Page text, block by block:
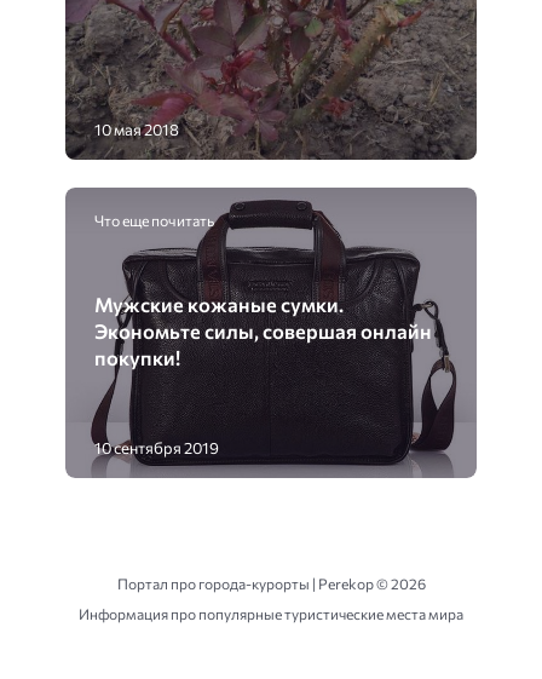
10 мая 2018
Что еще почитать
Мужские кожаные сумки.
Экономьте силы, совершая онлайн
покупки!
10 сентября 2019
Портал про города-курорты | Perekop ©2026
Информация про популярные туристические места мира